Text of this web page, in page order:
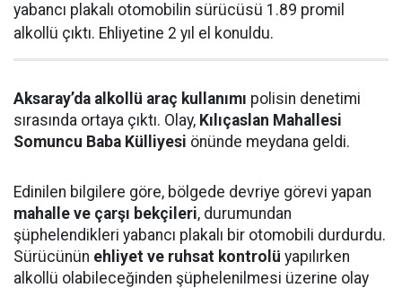
yabancı plakalı otomobilin sürücüsü 1.89 promil
alkollü çıktı. Ehliyetine 2 yıl el konuldu.
Aksaray’da alkollü araç kullanımı polisin denetimi
sırasında ortaya çıktı. Olay, Kılıçaslan Mahallesi
Somuncu Baba Külliyesi önünde meydana geldi.
Edinilen bilgilere göre, bölgede devriye görevi yapan
mahalle ve çarşı bekçileri, durumundan
şüphelendikleri yabancı plakalı bir otomobili durdurdu.
Sürücünün ehliyet ve ruhsat kontrolü yapılırken
alkollü olabileceğinden şüphelenilmesi üzerine olay